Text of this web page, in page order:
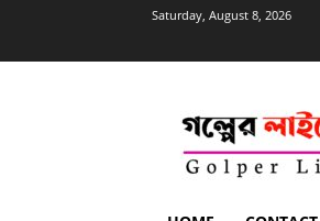
Saturday, August 8, 2026